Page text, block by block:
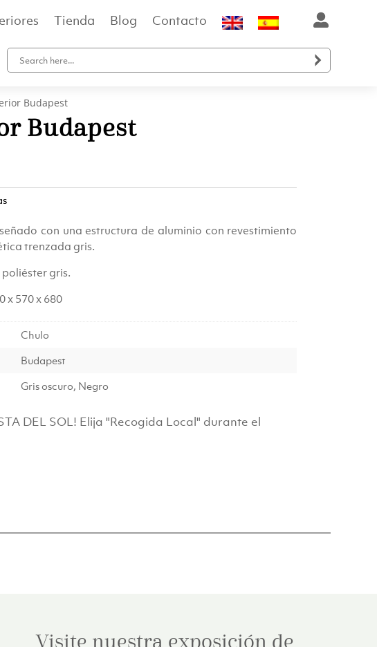

Tienda Blog Contacto
Budapest
Budapest
con una estructura de aluminio con revestimiento
trenzada gris.
gris.
x 570 x 680
Chulo
Budapest
Gris oscuro, Negro
DEL SOL! Elija "Recogida Local" durante el